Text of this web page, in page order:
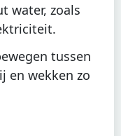
water, zoals
tussen
en wekken zo